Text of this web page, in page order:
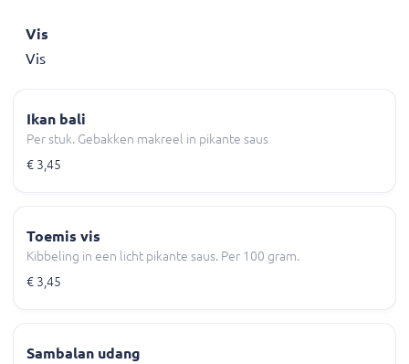
Vis
Vis
Ikan bali
Per stuk. Gebakken makreel in pikante saus
€ 3,45
Toemis vis
Kibbeling in een licht pikante saus. Per 100 gram.
€ 3,45
Sambalan udang